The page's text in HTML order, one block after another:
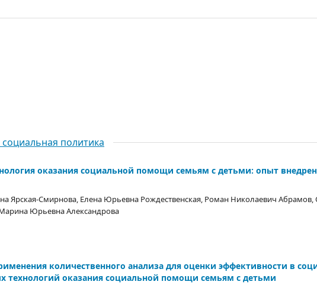
политика
оказания социальной помощи семьям с детьми: опыт
Ярская-Смирнова, Елена Юрьевна Рождественская, Роман Николаевич Абрамов,
Юрьевна Александрова
количественного анализа для оценки эффективности в
технологий оказания социальной помощи семьям с детьми